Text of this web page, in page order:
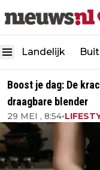
Landelijk
Boost je dag: De
draagbare blender
29 MEI , 8:54•